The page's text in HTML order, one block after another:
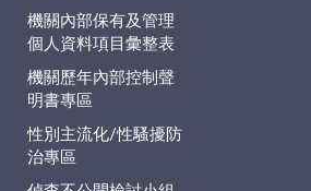
機關內部保有及管理
個人資料項目彙整表
機關歷年內部控制聲
明書專區
性別主流化/性騷擾防
治專區